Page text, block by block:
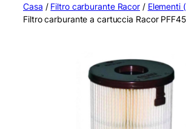
Casa / Filtro carburante Racor / Elementi
Filtro carburante a cartuccia Racor